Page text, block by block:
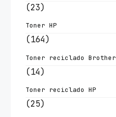
(23)
Toner HP
(164)
Toner reciclado Brother
(14)
Toner reciclado HP
(25)